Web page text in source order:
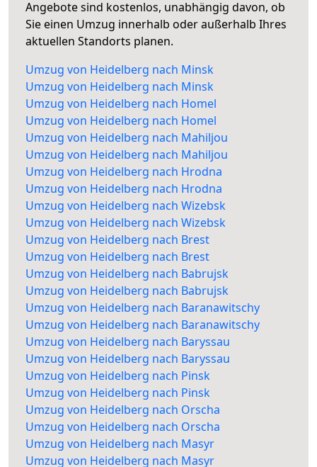
Angebote sind kostenlos, unabhängig davon, ob
Sie einen Umzug innerhalb oder außerhalb Ihres
aktuellen Standorts planen.
Umzug von Heidelberg nach Minsk
Umzug von Heidelberg nach Minsk
Umzug von Heidelberg nach Homel
Umzug von Heidelberg nach Homel
Umzug von Heidelberg nach Mahiljou
Umzug von Heidelberg nach Mahiljou
Umzug von Heidelberg nach Hrodna
Umzug von Heidelberg nach Hrodna
Umzug von Heidelberg nach Wizebsk
Umzug von Heidelberg nach Wizebsk
Umzug von Heidelberg nach Brest
Umzug von Heidelberg nach Brest
Umzug von Heidelberg nach Babrujsk
Umzug von Heidelberg nach Babrujsk
Umzug von Heidelberg nach Baranawitschy
Umzug von Heidelberg nach Baranawitschy
Umzug von Heidelberg nach Baryssau
Umzug von Heidelberg nach Baryssau
Umzug von Heidelberg nach Pinsk
Umzug von Heidelberg nach Pinsk
Umzug von Heidelberg nach Orscha
Umzug von Heidelberg nach Orscha
Umzug von Heidelberg nach Masyr
Umzug von Heidelberg nach Masyr